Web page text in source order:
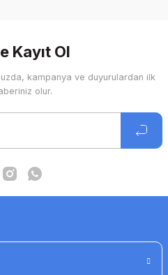
ederiz.
görüntülenemiyor.
Kayıt Ol
kampanya ve duyurulardan ilk
olur.